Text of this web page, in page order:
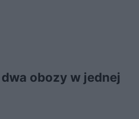
dwa obozy w jednej